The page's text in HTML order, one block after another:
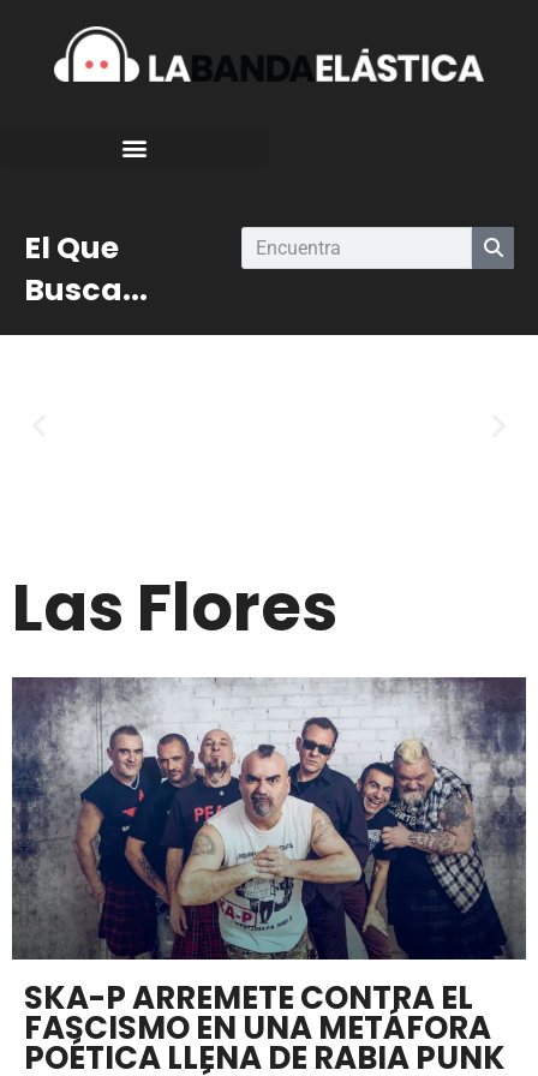
El Que
Busca...
Las Flores
SKA-P ARREMETE CONTRA EL
FASCISMO EN UNA METÁFORA
POÉTICA LLENA DE RABIA PUNK